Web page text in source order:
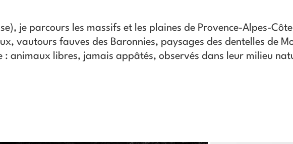
je parcours les massifs et les plaines de Provence-Alpes-
vautours fauves des Baronnies, paysages des dentelles de
: animaux libres, jamais appâtés, observés dans leur milieu